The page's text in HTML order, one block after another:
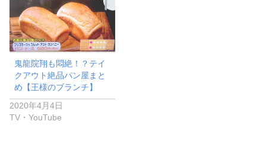
鬼龍院翔も悶絶！？テイ
クアウト絶品パン屋まと
め【王様のブランチ】
2020年4月4日
TV・YouTube